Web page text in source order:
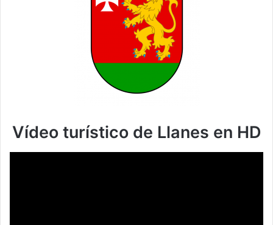
Vídeo turístico de Llanes en HD